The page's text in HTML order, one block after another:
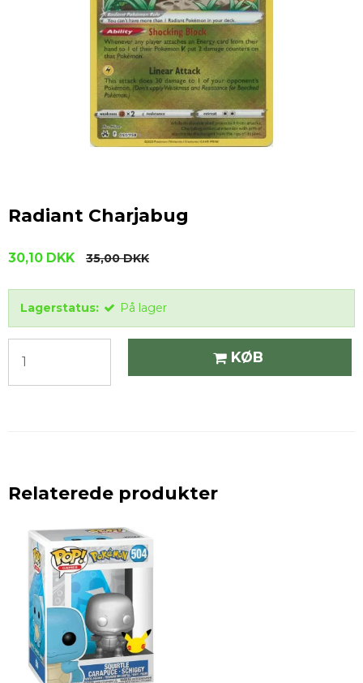
Radiant Charjabug
30,10 DKK 35,00 DKK
Lagerstatus: På lager
KØB
Relaterede produkter